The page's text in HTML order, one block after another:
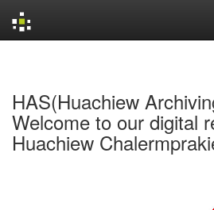
HAS(Huachiew
Welcome to our digital
Huachiew